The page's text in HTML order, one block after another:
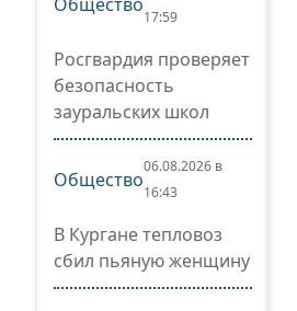
17:59
Росгвардия проверяет
безопасность
зауральских школ
Общество
06.08.2026 в
16:43
В Кургане тепловоз
сбил пьяную женщину